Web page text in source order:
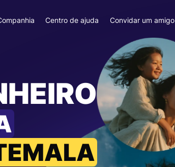
Centro de ajuda Convidar um amigo